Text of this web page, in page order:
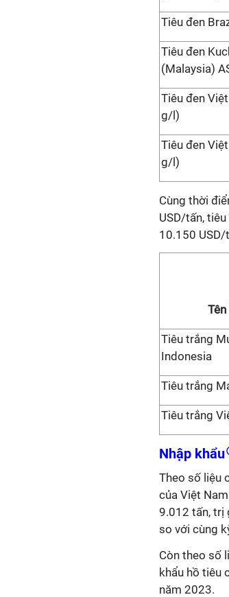
Tiêu đen
Tiêu đen
(Malaysia)
Tiêu đen
g/l)
Tiêu đen
g/l)
Cùng thời
USD/tấn,
10.150 USD/
Tiêu trắng
Indonesia
Tiêu trắng
Tiêu trắng
Nhập khẩu
Theo số liệu
của Việt
9.012 tấn, trị
so với cùng
Còn theo số
khẩu hồ tiêu
năm 2023.